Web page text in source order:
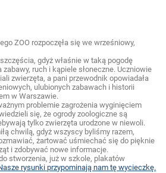
ZOO rozpoczęła się we wrześniowy,
gdyż właśnie w taką pogodę
ruch i kąpiele słoneczne. Uczniowie
zwierzęta, a pani przewodnik opowiadała
ulubionych zabawach i historii
w Warszawie.
problemie zagrożenia wyginięciem
się, że ogrody zoologiczne są
tylko zwierzęta urodzone w niewoli.
chwilą, gdyż wszyscy byliśmy razem,
żartować uśmiechać się do pięknie
i zdobywać nowe informacje.
stworzenia, już w szkole, plakatów
rysunki przypominają nam tę wycieczkę.